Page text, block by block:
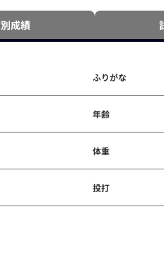
成績
ふりがな
年齢
体重
投打